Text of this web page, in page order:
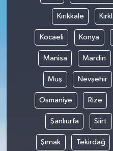
Kırıkkale
Kocaeli Konya
Manisa Mardin
Muş Nevşehir
Osmaniye Rize
Şanlıurfa Siirt
Şırnak Tekirdağ